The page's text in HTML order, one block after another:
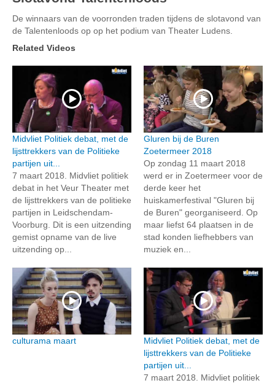
De winnaars van de voorronden traden tijdens de slotavond van
de Talentenloods op op het podium van Theater Ludens.
Related Videos
Midvliet Politiek debat, met de
lijsttrekkers van de Politieke
partijen uit...
7 maart 2018. Midvliet politiek
debat in het Veur Theater met
de lijsttrekkers van de politieke
partijen in Leidschendam-
Voorburg. Dit is een uitzending
gemist opname van de live
uitzending op...
Gluren bij de Buren
Zoetermeer 2018
Op zondag 11 maart 2018
werd er in Zoetermeer voor de
derde keer het
huiskamerfestival "Gluren bij
de Buren" georganiseerd. Op
maar liefst 64 plaatsen in de
stad konden liefhebbers van
muziek en...
culturama maart
Midvliet Politiek debat, met de
lijsttrekkers van de Politieke
partijen uit...
7 maart 2018. Midvliet politiek